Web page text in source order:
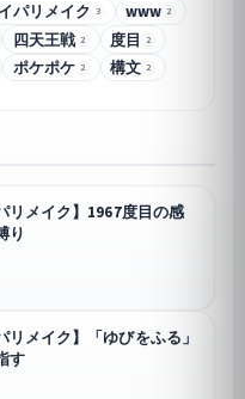
パリメイク 3 www 2
四天王戦 2 度目 2
ポケポケ 2 構文 2
リメイク】1967度目の感
り
リメイク】「ゆびをふる」
す